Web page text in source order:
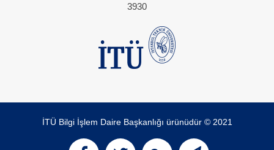
3930
İTÜ Bilgi İşlem Daire Başkanlığı ürünüdür © 2021